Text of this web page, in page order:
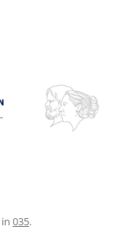
in 035.